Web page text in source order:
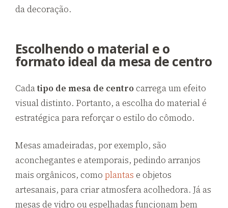
da decoração.
Escolhendo o material e o
formato ideal da mesa de centro
Cadatipo de mesa de centrocarrega um efeito
visual distinto. Portanto, a escolha do material é
estratégica para reforçar o estilo do cômodo.
Mesas amadeiradas, por exemplo, são
aconchegantes e atemporais, pedindo arranjos
mais orgânicos, como plantas e objetos
artesanais, para criar atmosfera acolhedora. Já as
mesas de vidro ou espelhadas funcionam bem